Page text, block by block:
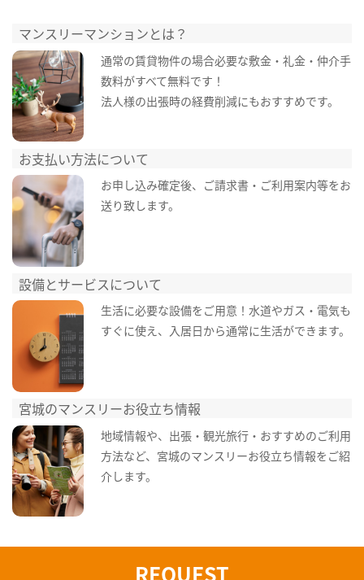
マンスリーマンションとは？
通常の賃貸物件の場合必要な敷金・礼金・仲介手
数料がすべて無料です！
法人様の出張時の経費削減にもおすすめです。
お支払い方法について
お申し込み確定後、ご請求書・ご利用案内等をお
送り致します。
設備とサービスについて
生活に必要な設備をご用意！水道やガス・電気も
すぐに使え、入居日から通常に生活ができます。
宮城のマンスリーお役立ち情報
地域情報や、出張・観光旅行・おすすめのご利用
方法など、宮城のマンスリーお役立ち情報をご紹
介します。
REQUEST